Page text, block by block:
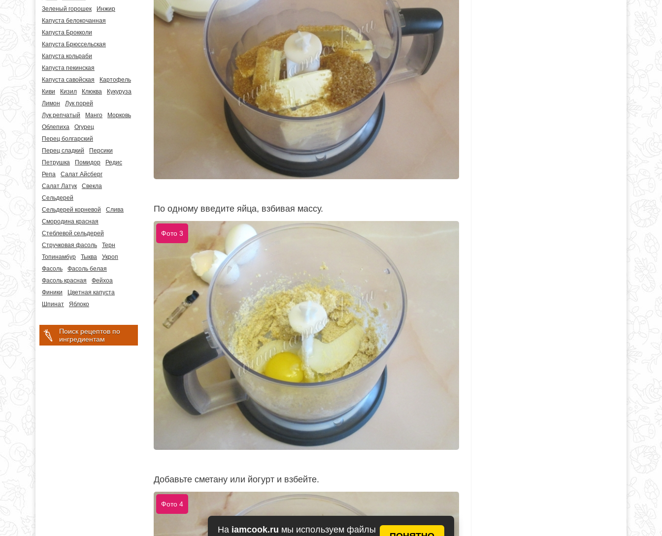
На iamcook.ru мы используем файлы
Зеленый горошек
Инжир
Капуста белокочанная
Капуста Брокколи
Капуста Брюссельская
Капуста кольраби
Капуста пекинская
Капуста савойская
Картофель
Киви
Кизил Клюква
Кукуруза
Лимон
Лук порей
Лук репчатый
Манго
Морковь
Облепиха
Огурец
Перец болгарский
Перец сладкий
Персики
Петрушка
Помидор
Редис
Репа
Салат Айсберг
Салат Латук
Свекла
Сельдерей
Сельдерей корневой
Слива
Смородина красная
Стеблевой сельдерей
Стручковая фасоль
Терн
Топинамбур
Тыква
Укроп
Фасоль
Фасоль белая
Фасоль красная
Фейхоа
Финики
Цветная капуста
Шпинат
Яблоко
Поиск рецептов по
ингредиентам
По одному введите яйца, взбивая массу.
Фото 3
Добавьте сметану или йогурт и взбейте.
Фото 4